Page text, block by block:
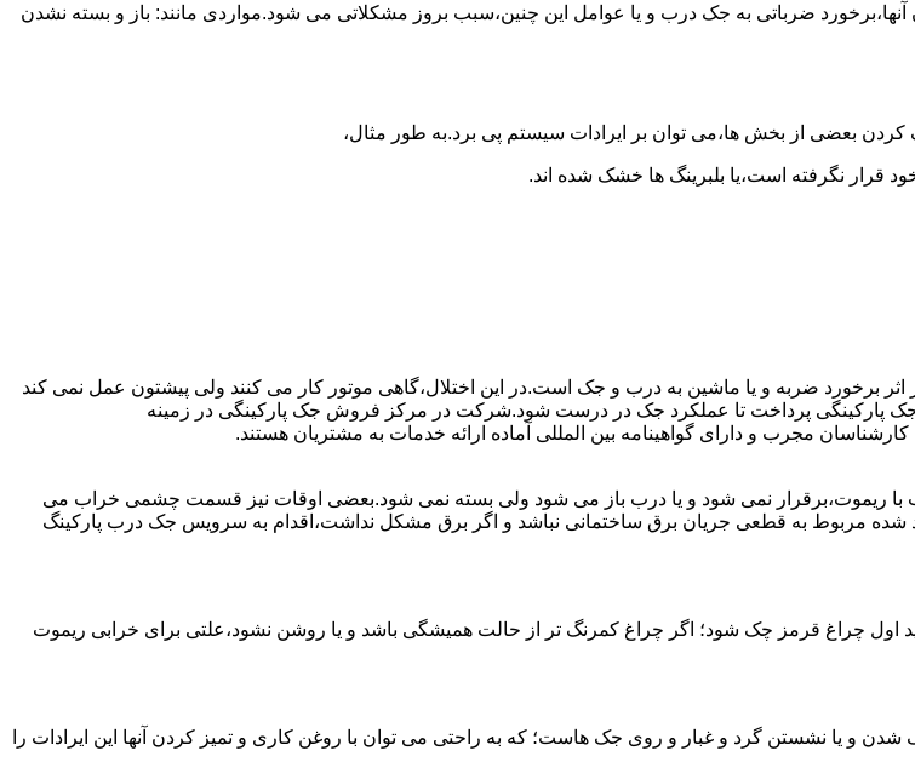
ضرباتی به جک درب و یا عوامل این چنین،سبب بروز مشکلاتی می شود.مواردی مانند: باز و بسته نشدن
بعضی از بخش ها،می توان بر ایرادات سیستم پی برد.به طور مثال،
قرار نگرفته است،یا بلبرینگ ها خشک شده اند.
برخورد ضربه و یا ماشین به درب و جک است.در این اختلال،گاهی موتور کار می کنند ولی پیشتون عمل نمی کند
جک پارکینگی پرداخت تا عملکرد جک در درست شود.شرکت در مرکز فروش جک پارکینگی در زمینه
مجرب و دارای گواهینامه بین المللی آماده ارائه خدمات به مشتریان هستند.
با ریموت،برقرار نمی شود و یا درب باز می شود ولی بسته نمی شود.بعضی اوقات نیز قسمت چشمی خراب می
شده مربوط به قطعی جریان برق ساختمانی نباشد و اگر برق مشکل نداشت،اقدام به سرویس جک درب پارکینگ
اول چراغ قرمز چک شود؛ اگر چراغ کمرنگ تر از حالت همیشگی باشد و یا روشن نشود،علتی برای خرابی ریموت
و یا نشستن گرد و غبار و روی جک هاست؛ که به راحتی می توان با روغن کاری و تمیز کردن آنها این ایرادات را